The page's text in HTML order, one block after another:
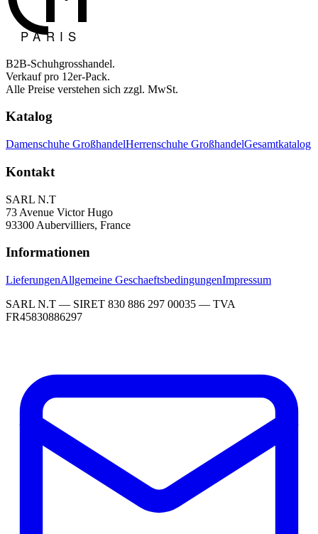
B2B-Schuhgrosshandel.
Verkauf pro 12er-Pack.
Alle Preise verstehen sich zzgl. MwSt.
Katalog
Damenschuhe GroßhandelHerrenschuhe GroßhandelGesamtkatalog
Kontakt
SARL N.T
73 Avenue Victor Hugo
93300 Aubervilliers, France
Informationen
LieferungenAllgemeine GeschaeftsbedingungenImpressum
SARL N.T — SIRET 830 886 297 00035 — TVA
FR45830886297